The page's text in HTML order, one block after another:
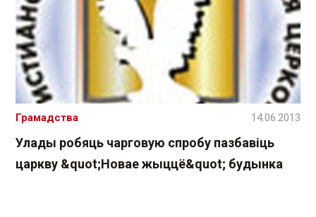
Улады робяць чарговую спробу пазбавіць
царкву &quot;Новае жыццё&quot; будынка
Грамадства 14.06.2013